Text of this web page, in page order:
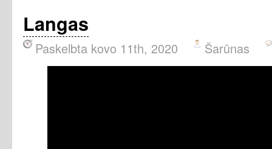
Langas
Paskelbta kovo 11th, 2020 Šarūnas